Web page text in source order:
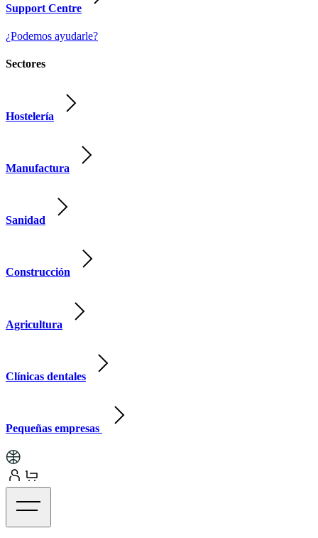
Support Centre
¿Podemos ayudarle?
Sectores
Hostelería
Manufactura
Sanidad
Construcción
Agricultura
Clínicas dentales
Pequeñas empresas